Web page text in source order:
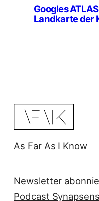
Googles
Landkarte der
As Far As I Know
Newsletter
Podcast